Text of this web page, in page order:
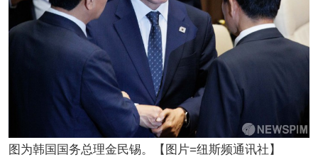
图为韩国国务总理金民锡。【图片=纽斯频通讯社】